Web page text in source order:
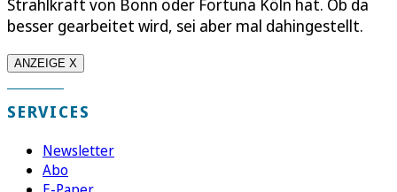
Strahlkraft von Bonn oder Fortuna Köln hat. Ob da
besser gearbeitet wird, sei aber mal dahingestellt.
ANZEIGE X
SERVICES
Newsletter
Abo